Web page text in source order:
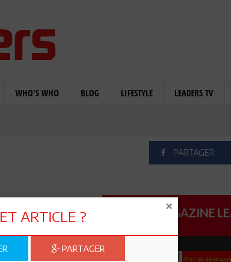
WHO'S WHO BLOG LIFESTYLE LEADERS TV
PARTAGER
MAGAZINE
ARTICLE ?
PARTAGER